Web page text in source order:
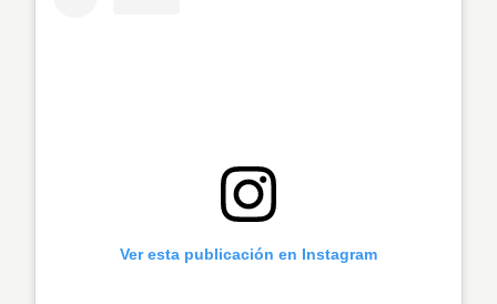
Ver esta publicación en Instagram